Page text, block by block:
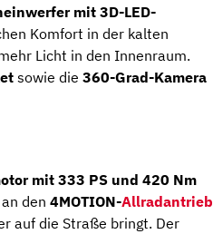
mit 3D-LED-
Komfort in der kalten
Licht in den Innenraum.
sowie die 360-Grad-Kamera
mit 333 PS und 420 Nm
an den 4MOTION-Allradantrieb
auf die Straße bringt. Der